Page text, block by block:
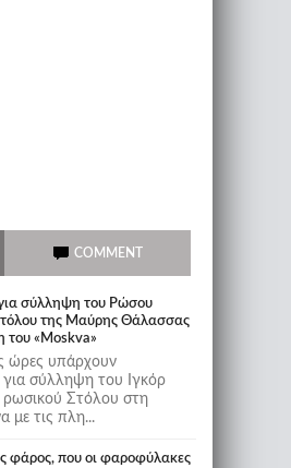
COMMENT
σύλληψη του Ρώσου
της Mαύρης Θάλασσας
του «Moskva»
ώρες υπάρχουν
σύλληψη του Ιγκόρ
Στόλου στη
τις πλη...
φάρος, που οι φαροφύλακες